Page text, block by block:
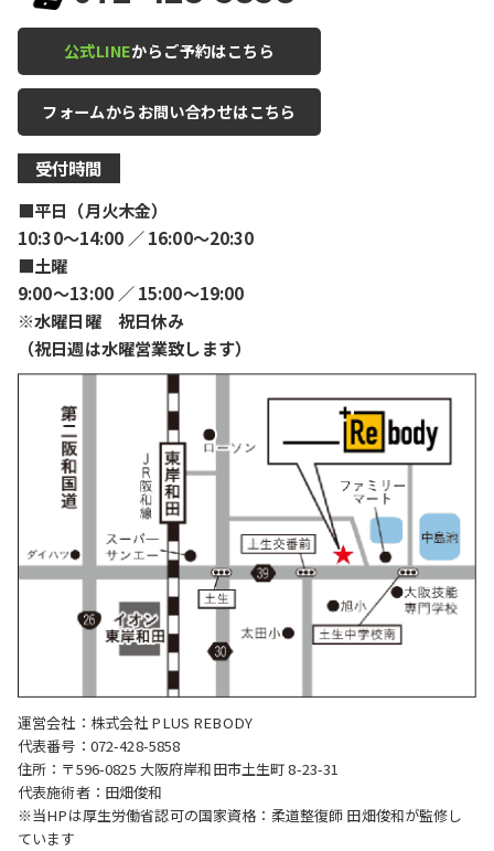
公式LINEからご予約はこちら
フォームからお問い合わせはこちら
受付時間
■平日（月火木金）
10:30〜14:00 ／ 16:00〜20:30
■土曜
9:00〜13:00 ／ 15:00〜19:00
※水曜日曜 祝日休み
（祝日週は水曜営業致します）
運営会社：株式会社 PLUS REBODY
代表番号：072-428-5858
住所：〒596-0825 大阪府岸和田市土生町 8-23-31
代表施術者：田畑俊和
※当HPは厚生労働省認可の国家資格：柔道整復師 田畑俊和が監修し
ています